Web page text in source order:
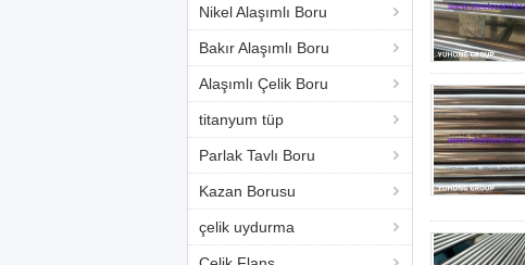
Nikel Alaşımlı Boru
Bakır Alaşımlı Boru
Alaşımlı Çelik Boru
titanyum tüp
Parlak Tavlı Boru
Kazan Borusu
çelik uydurma